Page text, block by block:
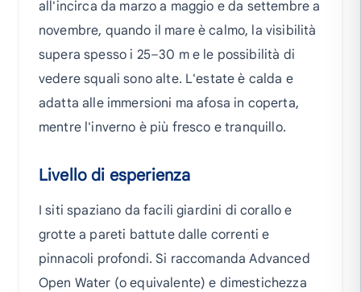
all'incirca da marzo a maggio e da settembre a
novembre, quando il mare è calmo, la visibilità
supera spesso i 25–30 m e le possibilità di
vedere squali sono alte. L'estate è calda e
adatta alle immersioni ma afosa in coperta,
mentre l'inverno è più fresco e tranquillo.
Livello di esperienza
I siti spaziano da facili giardini di corallo e
grotte a pareti battute dalle correnti e
pinnacoli profondi. Si raccomanda Advanced
Open Water (o equivalente) e dimestichezza